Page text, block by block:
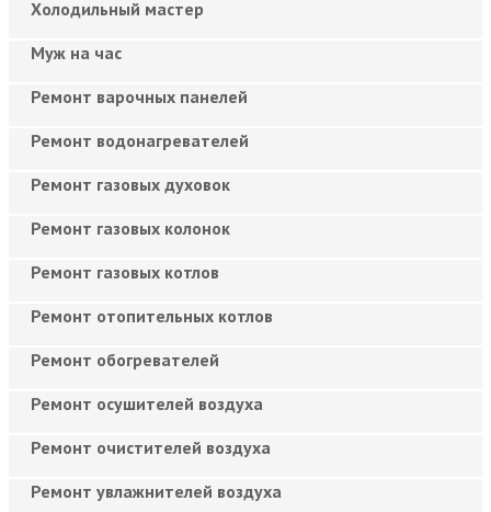
Холодильный мастер
Муж на час
Ремонт варочных панелей
Ремонт водонагревателей
Ремонт газовых духовок
Ремонт газовых колонок
Ремонт газовых котлов
Ремонт отопительных котлов
Ремонт обогревателей
Ремонт осушителей воздуха
Ремонт очистителей воздуха
Ремонт увлажнителей воздуха